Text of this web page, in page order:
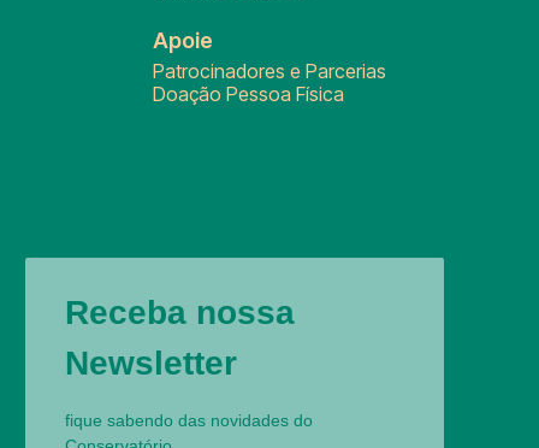
Apoie
Patrocinadores e Parcerias
Doação Pessoa Física